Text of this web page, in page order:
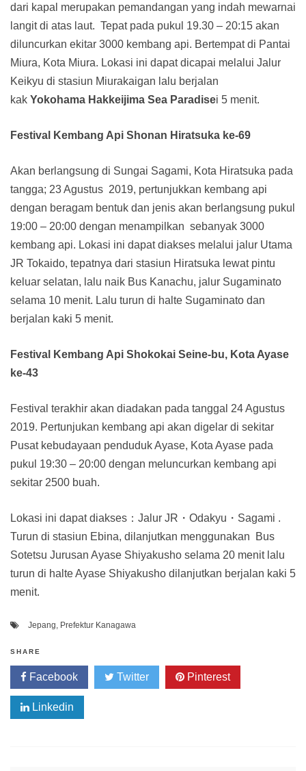
dari kapal merupakan pemandangan yang indah mewarnai
langit di atas laut. Tepat pada pukul 19.30 – 20:15 akan
diluncurkan ekitar 3000 kembang api. Bertempat di Pantai
Miura, Kota Miura. Lokasi ini dapat dicapai melalui Jalur
Keikyu di stasiun Miurakaigan lalu berjalan
kak Yokohama Hakkeijima Sea Paradisei 5 menit.
Festival Kembang Api Shonan Hiratsuka ke-69
Akan berlangsung di Sungai Sagami, Kota Hiratsuka pada
tangga; 23 Agustus 2019, pertunjukkan kembang api
dengan beragam bentuk dan jenis akan berlangsung pukul
19:00 – 20:00 dengan menampilkan sebanyak 3000
kembang api. Lokasi ini dapat diakses melalui jalur Utama
JR Tokaido, tepatnya dari stasiun Hiratsuka lewat pintu
keluar selatan, lalu naik Bus Kanachu, jalur Sugaminato
selama 10 menit. Lalu turun di halte Sugaminato dan
berjalan kaki 5 menit.
Festival Kembang Api Shokokai Seine-bu, Kota Ayase
ke-43
Festival terakhir akan diadakan pada tanggal 24 Agustus
2019. Pertunjukan kembang api akan digelar di sekitar
Pusat kebudayaan penduduk Ayase, Kota Ayase pada
pukul 19:30 – 20:00 dengan meluncurkan kembang api
sekitar 2500 buah.
Lokasi ini dapat diakses：Jalur JR・Odakyu・Sagami .
Turun di stasiun Ebina, dilanjutkan menggunakan Bus
Sotetsu Jurusan Ayase Shiyakusho selama 20 menit lalu
turun di halte Ayase Shiyakusho dilanjutkan berjalan kaki 5
menit.
Jepang Prefektur Kanagawa
SHARE
Facebook Twitter Pinterest
Linkedin